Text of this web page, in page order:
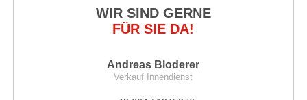
WIR SIND GERNE
FÜR SIE DA!
Andreas Bloderer
Verkauf Innendienst